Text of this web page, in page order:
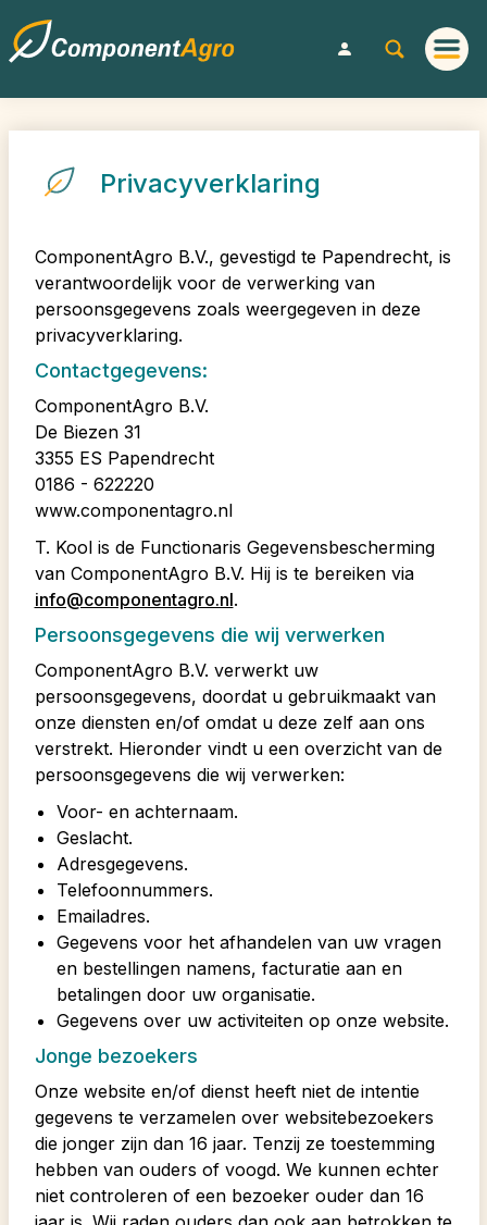
Privacyverklaring
ComponentAgro B.V., gevestigd te Papendrecht, is
verantwoordelijk voor de verwerking van
persoonsgegevens zoals weergegeven in deze
privacyverklaring.
Contactgegevens:
ComponentAgro B.V.
De Biezen 31
3355 ES Papendrecht
0186 - 622220
www.componentagro.nl
T. Kool is de Functionaris Gegevensbescherming
van ComponentAgro B.V. Hij is te bereiken via
info@componentagro.nl.
Persoonsgegevens die wij verwerken
ComponentAgro B.V. verwerkt uw
persoonsgegevens, doordat u gebruikmaakt van
onze diensten en/of omdat u deze zelf aan ons
verstrekt. Hieronder vindt u een overzicht van de
persoonsgegevens die wij verwerken:
Voor- en achternaam.
Geslacht.
Adresgegevens.
Telefoonnummers.
Emailadres.
Gegevens voor het afhandelen van uw vragen
en bestellingen namens, facturatie aan en
betalingen door uw organisatie.
Gegevens over uw activiteiten op onze website.
Jonge bezoekers
Onze website en/of dienst heeft niet de intentie
gegevens te verzamelen over websitebezoekers
die jonger zijn dan 16 jaar. Tenzij ze toestemming
hebben van ouders of voogd. We kunnen echter
niet controleren of een bezoeker ouder dan 16